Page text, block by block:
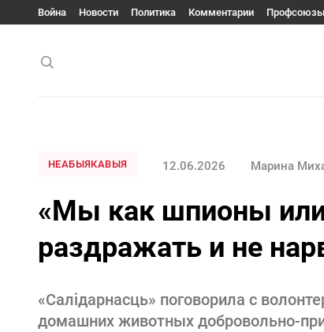
Война Новости Политика Комментарии Профсоюзы
НЕАБЫЯКАВЫЯ 12.06.2026 Марина
«Мы как шпионы
раздражать и не
«Салідарнасць» поговорила с
домашних животных добровольно-